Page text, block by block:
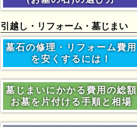
引越し・リフォーム・墓じまい
墓石の修理・リフォーム費用
を安くするには！
墓じまいにかかる費用の総額
お墓を片付ける手順と相場